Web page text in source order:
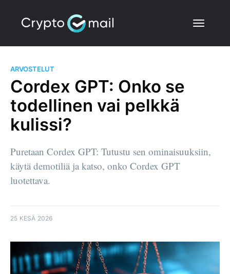
ARVOSTELUT
Cordex GPT: Onko se
todellinen vai pelkkä
kulissi?
Puretaan Cordex GPT: Tutustu sen ominaisuuksiin,
käytä demotiliä ja katso, onko Cordex GPT
luotettava.
25 KESÄ 2026